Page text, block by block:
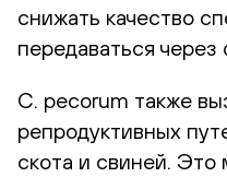
снижать качество
передаваться через
C. pecorum также
репродуктивных
скота и свиней. Это